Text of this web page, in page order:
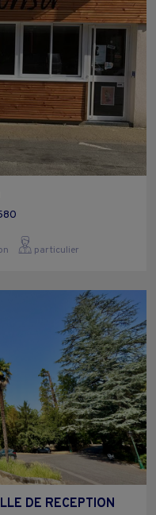
particulier
DE RECEPTION